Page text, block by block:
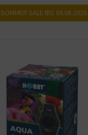
SOMMER SALE BIS 09.08.2026